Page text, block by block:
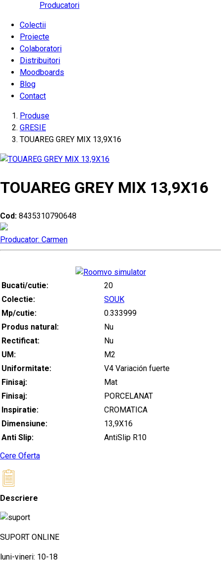
Producatori
Colectii
Proiecte
Colaboratori
Distribuitori
Moodboards
Blog
Contact
Produse
GRESIE
TOUAREG GREY MIX 13,9X16
TOUAREG GREY MIX 13,9X16
Cod: 8435310790648
Producator: Carmen
Bucati/cutie:
20
Colectie:
SOUK
Mp/cutie:
0.333999
Produs natural:
Nu
Rectificat:
Nu
UM:
M2
Uniformitate:
V4 Variación fuerte
Finisaj:
Mat
Finisaj:
PORCELANAT
Inspiratie:
CROMATICA
Dimensiune:
13,9X16
Anti Slip:
AntiSlip R10
Cere Oferta
Descriere
SUPORT ONLINE
luni-vineri: 10-18